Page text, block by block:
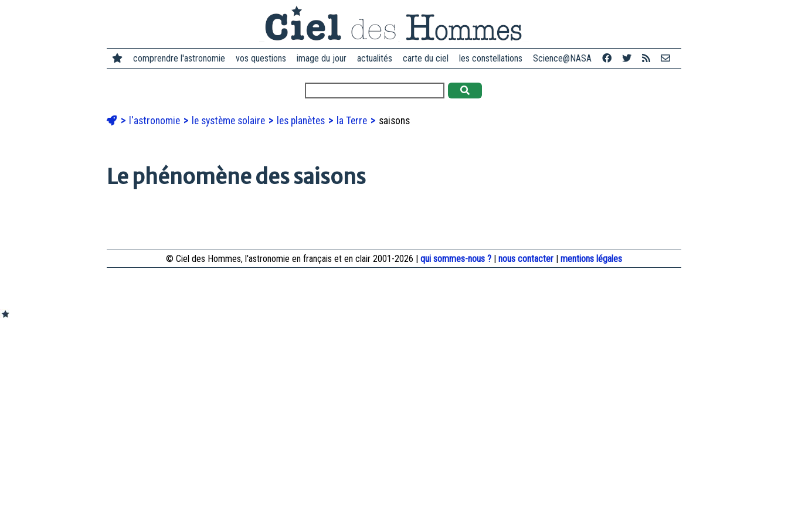
comprendre l'astronomie vos questions image du jour actualités carte du ciel les constellations Science@NASA
l'astronomie le système solaire les planètes la Terre saisons
Le phénomène des saisons
© Ciel des Hommes, l'astronomie en français et en clair 2001-2026 | qui sommes-nous ? | nous contacter | mentions légales